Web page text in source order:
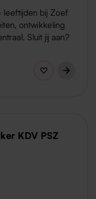
leeftijden bij Zoef
ontwikkeling
Sluit jij aan?
KDV PSZ